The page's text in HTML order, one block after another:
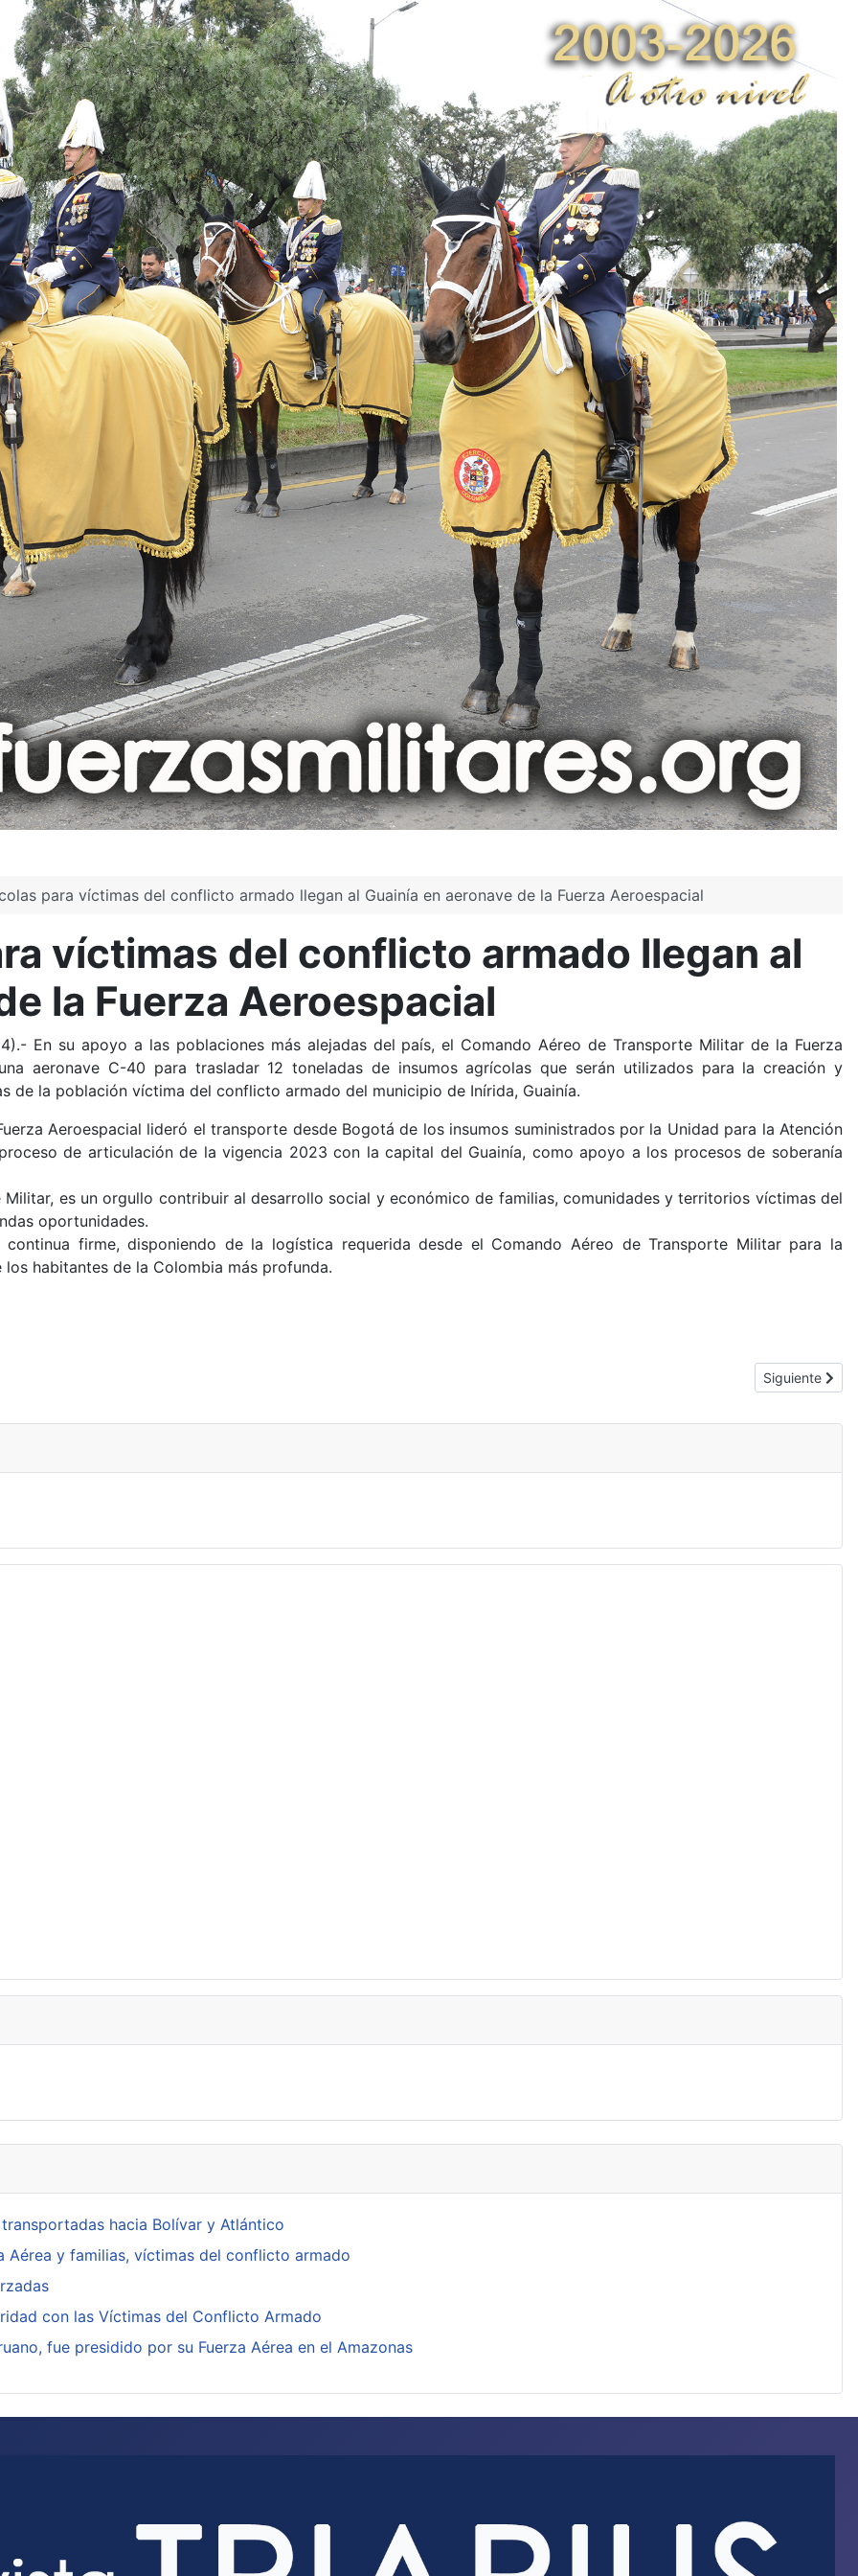
para víctimas del conflicto armado llegan al Guainía en aeronave de la Fuerza Aeroespacial
víctimas del conflicto armado llegan al
la Fuerza Aeroespacial
En su apoyo a las poblaciones más alejadas del país, el Comando Aéreo de Transporte Militar de la Fuerza
aeronave C-40 para trasladar 12 toneladas de insumos agrícolas que serán utilizados para la creación y
de la población víctima del conflicto armado del municipio de Inírida, Guainía.
Aeroespacial lideró el transporte desde Bogotá de los insumos suministrados por la Unidad para la Atención
de articulación de la vigencia 2023 con la capital del Guainía, como apoyo a los procesos de soberanía
es un orgullo contribuir al desarrollo social y económico de familias, comunidades y territorios víctimas del
oportunidades.
firme, disponiendo de la logística requerida desde el Comando Aéreo de Transporte Militar para la
habitantes de la Colombia más profunda.
como pilotos de helicóptero en Colombia Artículo
Siguiente
hacia Bolívar y Atlántico
y familias, víctimas del conflicto armado
con las Víctimas del Conflicto Armado
fue presidido por su Fuerza Aérea en el Amazonas